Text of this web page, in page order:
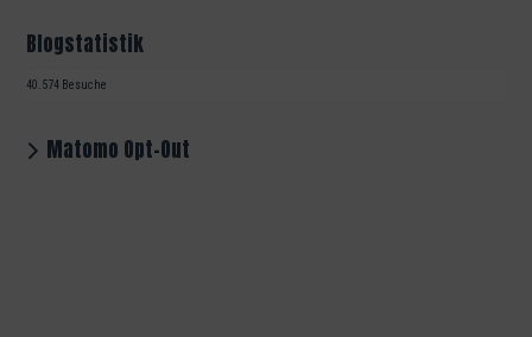
Blogstatistik
40.574 Besuche
Matomo Opt-Out